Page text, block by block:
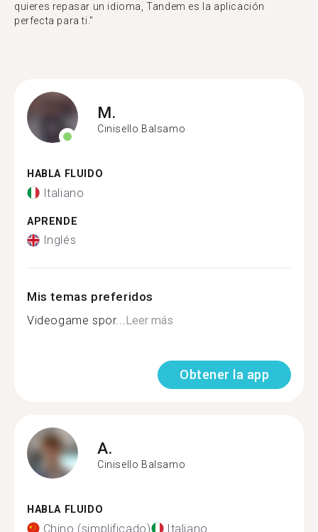
quieres repasar un idioma, Tandem es la aplicación
perfecta para ti."
M.
Cinisello Balsamo
HABLA FLUIDO
Italiano
APRENDE
Inglés
Mis temas preferidos
Videogame spor...Leer más
Obtener la app
A.
Cinisello Balsamo
HABLA FLUIDO
Chino (simplificado) Italiano